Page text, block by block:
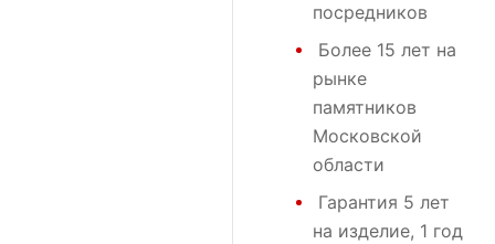
посредников
Более 15 лет на
рынке
памятников
Московской
области
Гарантия 5 лет
на изделие, 1 год